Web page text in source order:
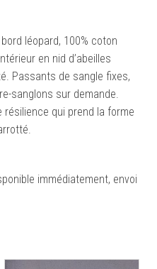
léopard, 100% coton
en nid d’abeilles
Passants de sangle fixes,
sanglons sur demande.
résilience qui prend la forme
immédiatement, envoi